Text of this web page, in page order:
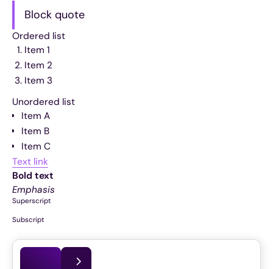
Block quote
Ordered list
Item 1
Item 2
Item 3
Unordered list
Item A
Item B
Item C
Text link
Bold text
Emphasis
Superscript
Subscript
Dit artikel is voor het laatst bijgewerkt op